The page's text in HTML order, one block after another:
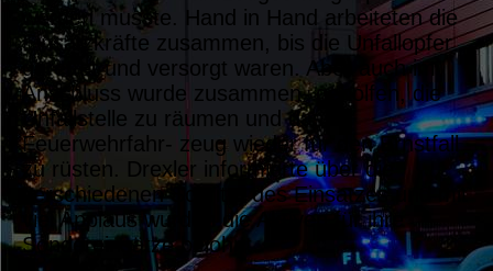
werden musste. Hand in Hand arbeiteten die
Einsatzkräfte zusammen, bis die Unfallopfer
gerettet und versorgt waren. Aber auch im
Anschluss wurde zusammen- geholfen, die
Unfallstelle zu räumen und das
Feuerwehrfahr- zeug wieder für den Ernstfall
zu rüsten. Drexler informierte über die
verschiedenen Schritte des Einsatzes und mit
viel Applaus wurden die Aktiven für ihre
Sondereinsätze belohnt.